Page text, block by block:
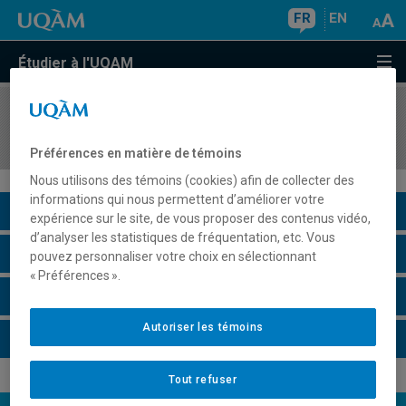
FR EN
Étudier à l'UQAM
COURS//
Description du cours
Horaire - Été 2026
Préférences en matière de témoins
Nous utilisons des témoins (cookies) afin de collecter des
informations qui nous permettent d’améliorer votre
expérience sur le site, de vous proposer des contenus vidéo,
d’analyser les statistiques de fréquentation, etc. Vous
pouvez personnaliser votre choix en sélectionnant
« Préférences ».
Tout refuser
Autoriser les témoins